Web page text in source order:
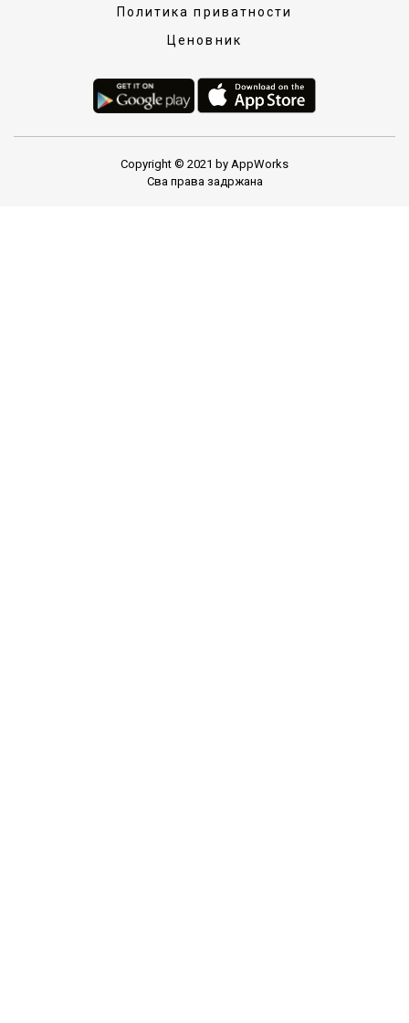
Политика приватности
Ценовник
Copyright © 2021 by AppWorks
Сва права задржана